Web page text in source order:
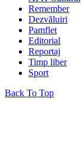
Remember
Dezvăluiri
Pamflet
Editorial
Reportaj
Timp liber
Sport
Back To Top